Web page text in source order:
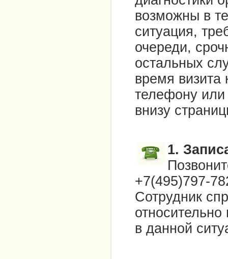
возможны в
ситуация,
очереди,
остальных
время визита
телефону
внизу
1.
+7(495)797-
Сотрудник
в данной